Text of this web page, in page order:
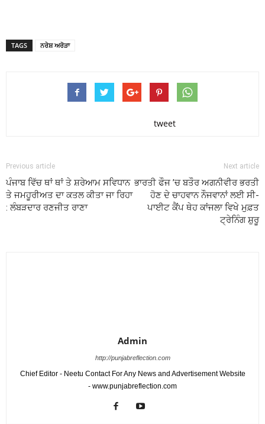
TAGS ਨਰੇਸ਼ ਅਰੋੜਾ
tweet
Previous article
ਪੰਜਾਬ ਵਿੱਚ ਥਾਂ ਥਾਂ ਤੇ ਸ਼ਰੇਆਮ ਸਵਿਧਾਨ
ਤੇ ਜਮਹੂਰੀਅਤ ਦਾ ਕਤਲ ਕੀਤਾ ਜਾ ਰਿਹਾ
: ਲੰਬੜਦਾਰ ਰਣਜੀਤ ਰਾਣਾ
Next article
ਭਾਰਤੀ ਫੌਜ ’ਚ ਬਤੌਰ ਅਗਨੀਵੀਰ ਭਰਤੀ
ਹੋਣ ਦੇ ਚਾਹਵਾਨ ਨੌਜਵਾਨਾਂ ਲਈ ਸੀ-
ਪਾਈਟ ਕੈਂਪ ਥੇਹ ਕਾਂਜਲਾ ਵਿਖੇ ਮੁਫ਼ਤ
ਟ੍ਰੇਨਿੰਗ ਸ਼ੁਰੂ
Admin
http://punjabreflection.com
Chief Editor - Neetu Contact For Any News and Advertisement Website
- www.punjabreflection.com